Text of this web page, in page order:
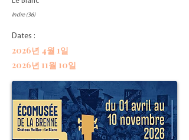
Indre (36)
Dates :
2026년 4월 1일
2026년 11월 10일